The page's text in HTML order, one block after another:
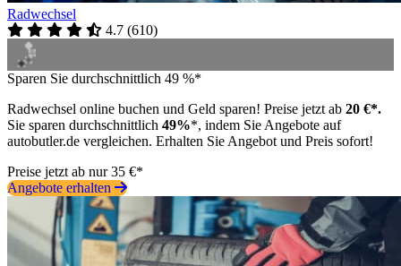
Radwechsel
4.7 (610)
Sparen Sie durchschnittlich 49 %*
Radwechsel online buchen und Geld sparen! Preise jetzt ab 20 €*.
Sie sparen durchschnittlich 49%*, indem Sie Angebote auf
autobutler.de vergleichen. Erhalten Sie Angebot und Preis sofort!
Preise jetzt ab nur 35 €*
Angebote erhalten